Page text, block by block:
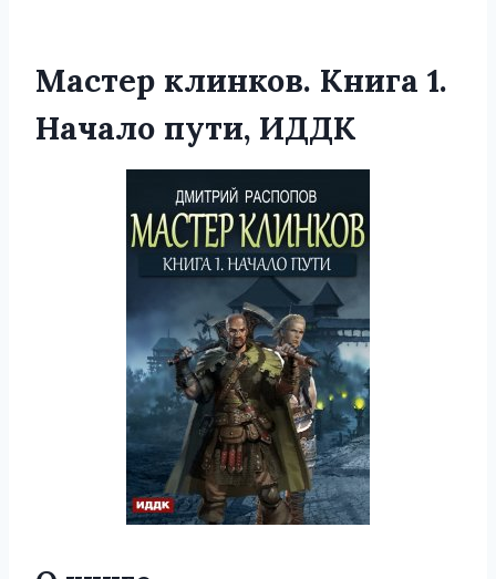
Мастер клинков. Книга 1.
Начало пути, ИДДК